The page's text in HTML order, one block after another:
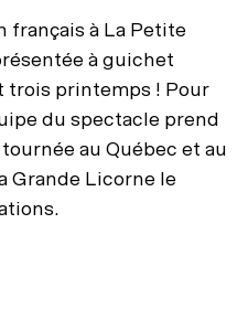
français à La Petite
à guichet
trois printemps ! Pour
du spectacle prend
au Québec et au
Grande Licorne le